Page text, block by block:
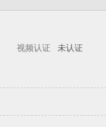
视频认证 未认证